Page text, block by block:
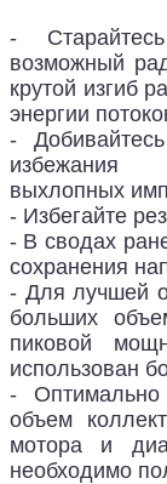
-
возможный
крутой изгиб
энергии
-
избежания
выхлопных
- Избегайте
- В сводах
сохранения
- Для лучшей
больших
пиковой
использован
-
объем
мотора и
необходимо